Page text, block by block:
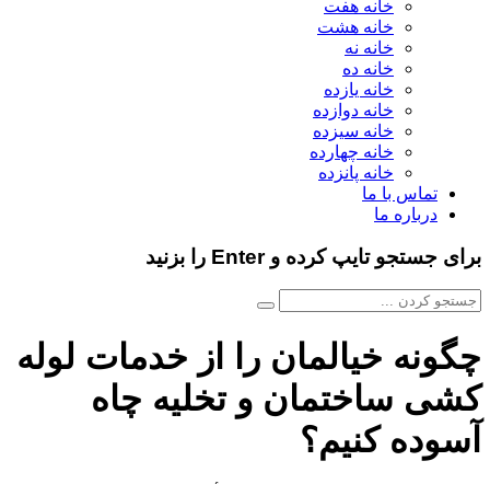
خانه هفت
خانه هشت
خانه نه
خانه ده
خانه یازده
خانه دوازده
خانه سیزده
خانه چهارده
خانه پانزده
تماس با ما
درباره ما
برای جستجو تایپ کرده و Enter را بزنید
چگونه خیالمان را از خدمات لوله
کشی ساختمان و تخلیه چاه
آسوده کنیم؟